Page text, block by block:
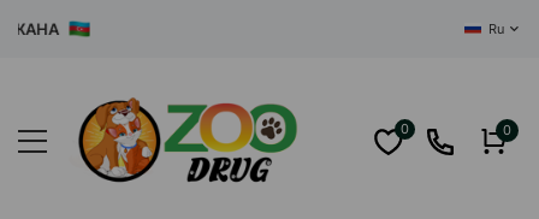
Ru
0 0